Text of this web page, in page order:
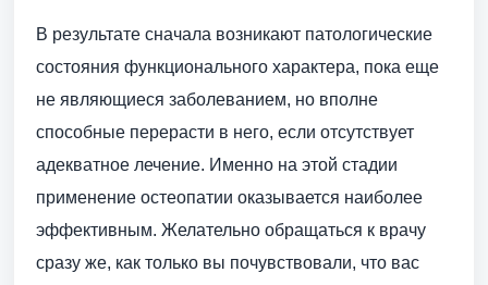
В результате сначала возникают патологические
состояния функционального характера, пока еще
не являющиеся заболеванием, но вполне
способные перерасти в него, если отсутствует
адекватное лечение. Именно на этой стадии
применение остеопатии оказывается наиболее
эффективным. Желательно обращаться к врачу
сразу же, как только вы почувствовали, что вас